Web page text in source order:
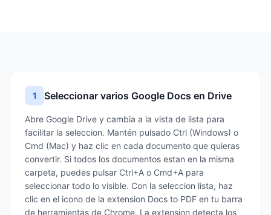
1 Seleccionar varios Google Docs en Drive
Abre Google Drive y cambia a la vista de lista para
facilitar la seleccion. Mantén pulsado Ctrl (Windows) o
Cmd (Mac) y haz clic en cada documento que quieras
convertir. Si todos los documentos estan en la misma
carpeta, puedes pulsar Ctrl+A o Cmd+A para
seleccionar todo lo visible. Con la seleccion lista, haz
clic en el icono de la extension Docs to PDF en tu barra
de herramientas de Chrome. La extension detecta los